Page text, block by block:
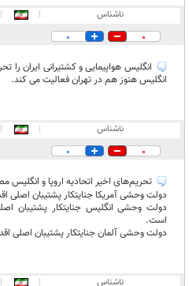
ناشناس |
|
0
0
انگلیس هواپیمایی و کشتیرانی ایران
انگلیس هنوز هم در تهران فعالیت می کند.
ناشناس |
|
0
0
تحریم‌های اخیر اتحادیه اروپا و
دولت وحشی آمریکا جنایتکار پشتیبان اصلی
دولت وحشی انگلیس جنایتکار پشتیبان
است.
دولت وحشی آلمان جنایتکار پشتیبان اصلی
ناشناس |
|